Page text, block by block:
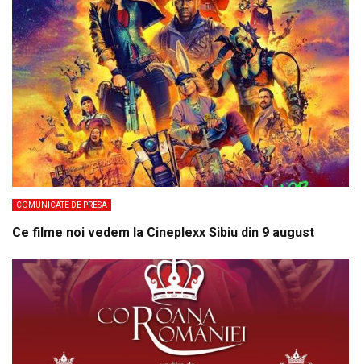
COMUNICATE DE PRESA
Ce filme noi vedem la Cineplexx Sibiu din 9 august